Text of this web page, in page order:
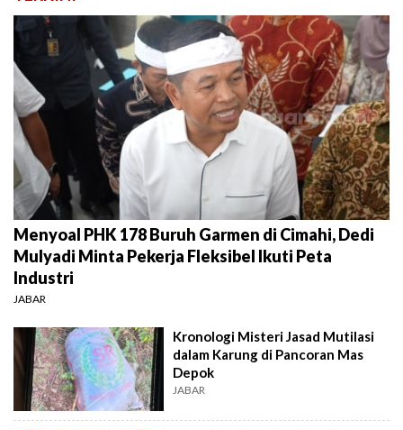
Menyoal PHK 178 Buruh Garmen di Cimahi, Dedi
Mulyadi Minta Pekerja Fleksibel Ikuti Peta
Industri
JABAR
Kronologi Misteri Jasad Mutilasi
dalam Karung di Pancoran Mas
Depok
JABAR